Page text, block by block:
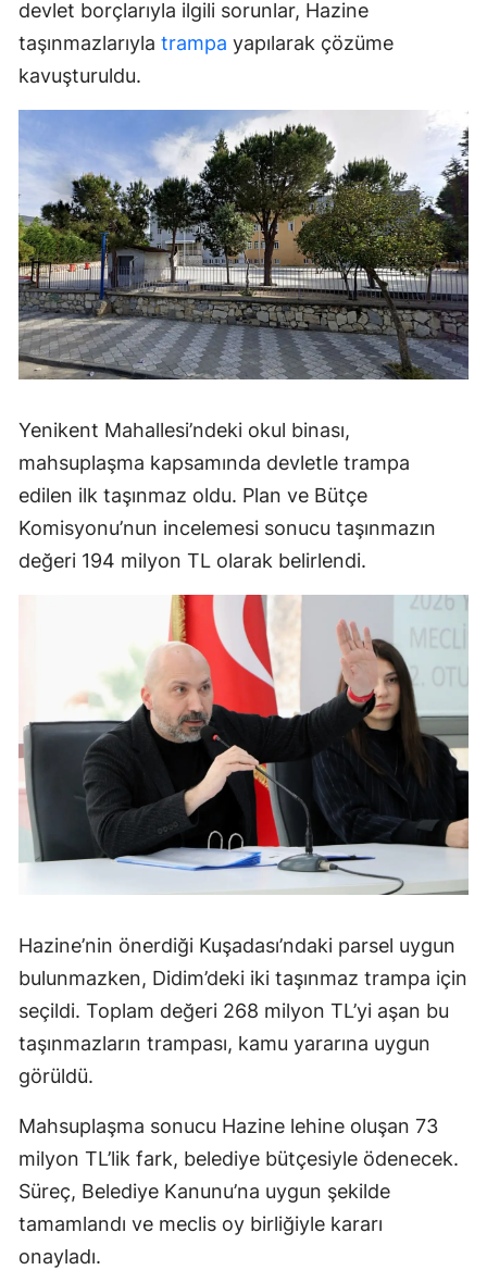
devlet borçlarıyla ilgili sorunlar, Hazine
taşınmazlarıyla trampa yapılarak çözüme
kavuşturuldu.
Yenikent Mahallesi’ndeki okul binası,
mahsuplaşma kapsamında devletle trampa
edilen ilk taşınmaz oldu. Plan ve Bütçe
Komisyonu’nun incelemesi sonucu taşınmazın
değeri 194 milyon TL olarak belirlendi.
Hazine’nin önerdiği Kuşadası’ndaki parsel uygun
bulunmazken, Didim’deki iki taşınmaz trampa için
seçildi. Toplam değeri 268 milyon TL’yi aşan bu
taşınmazların trampası, kamu yararına uygun
görüldü.
Mahsuplaşma sonucu Hazine lehine oluşan 73
milyon TL’lik fark, belediye bütçesiyle ödenecek.
Süreç, Belediye Kanunu’na uygun şekilde
tamamlandı ve meclis oy birliğiyle kararı
onayladı.